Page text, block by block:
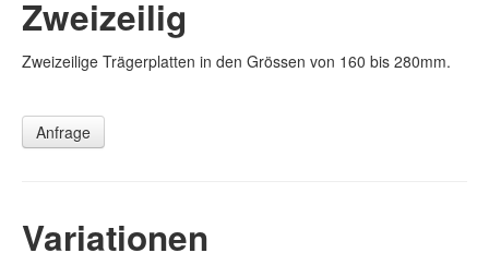
Zweizeilig
Zweizeilige Trägerplatten in den Grössen von 160 bis 280mm.
Anfrage
Variationen